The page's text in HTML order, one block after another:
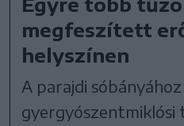
megfeszített
helyszínen
A parajdi